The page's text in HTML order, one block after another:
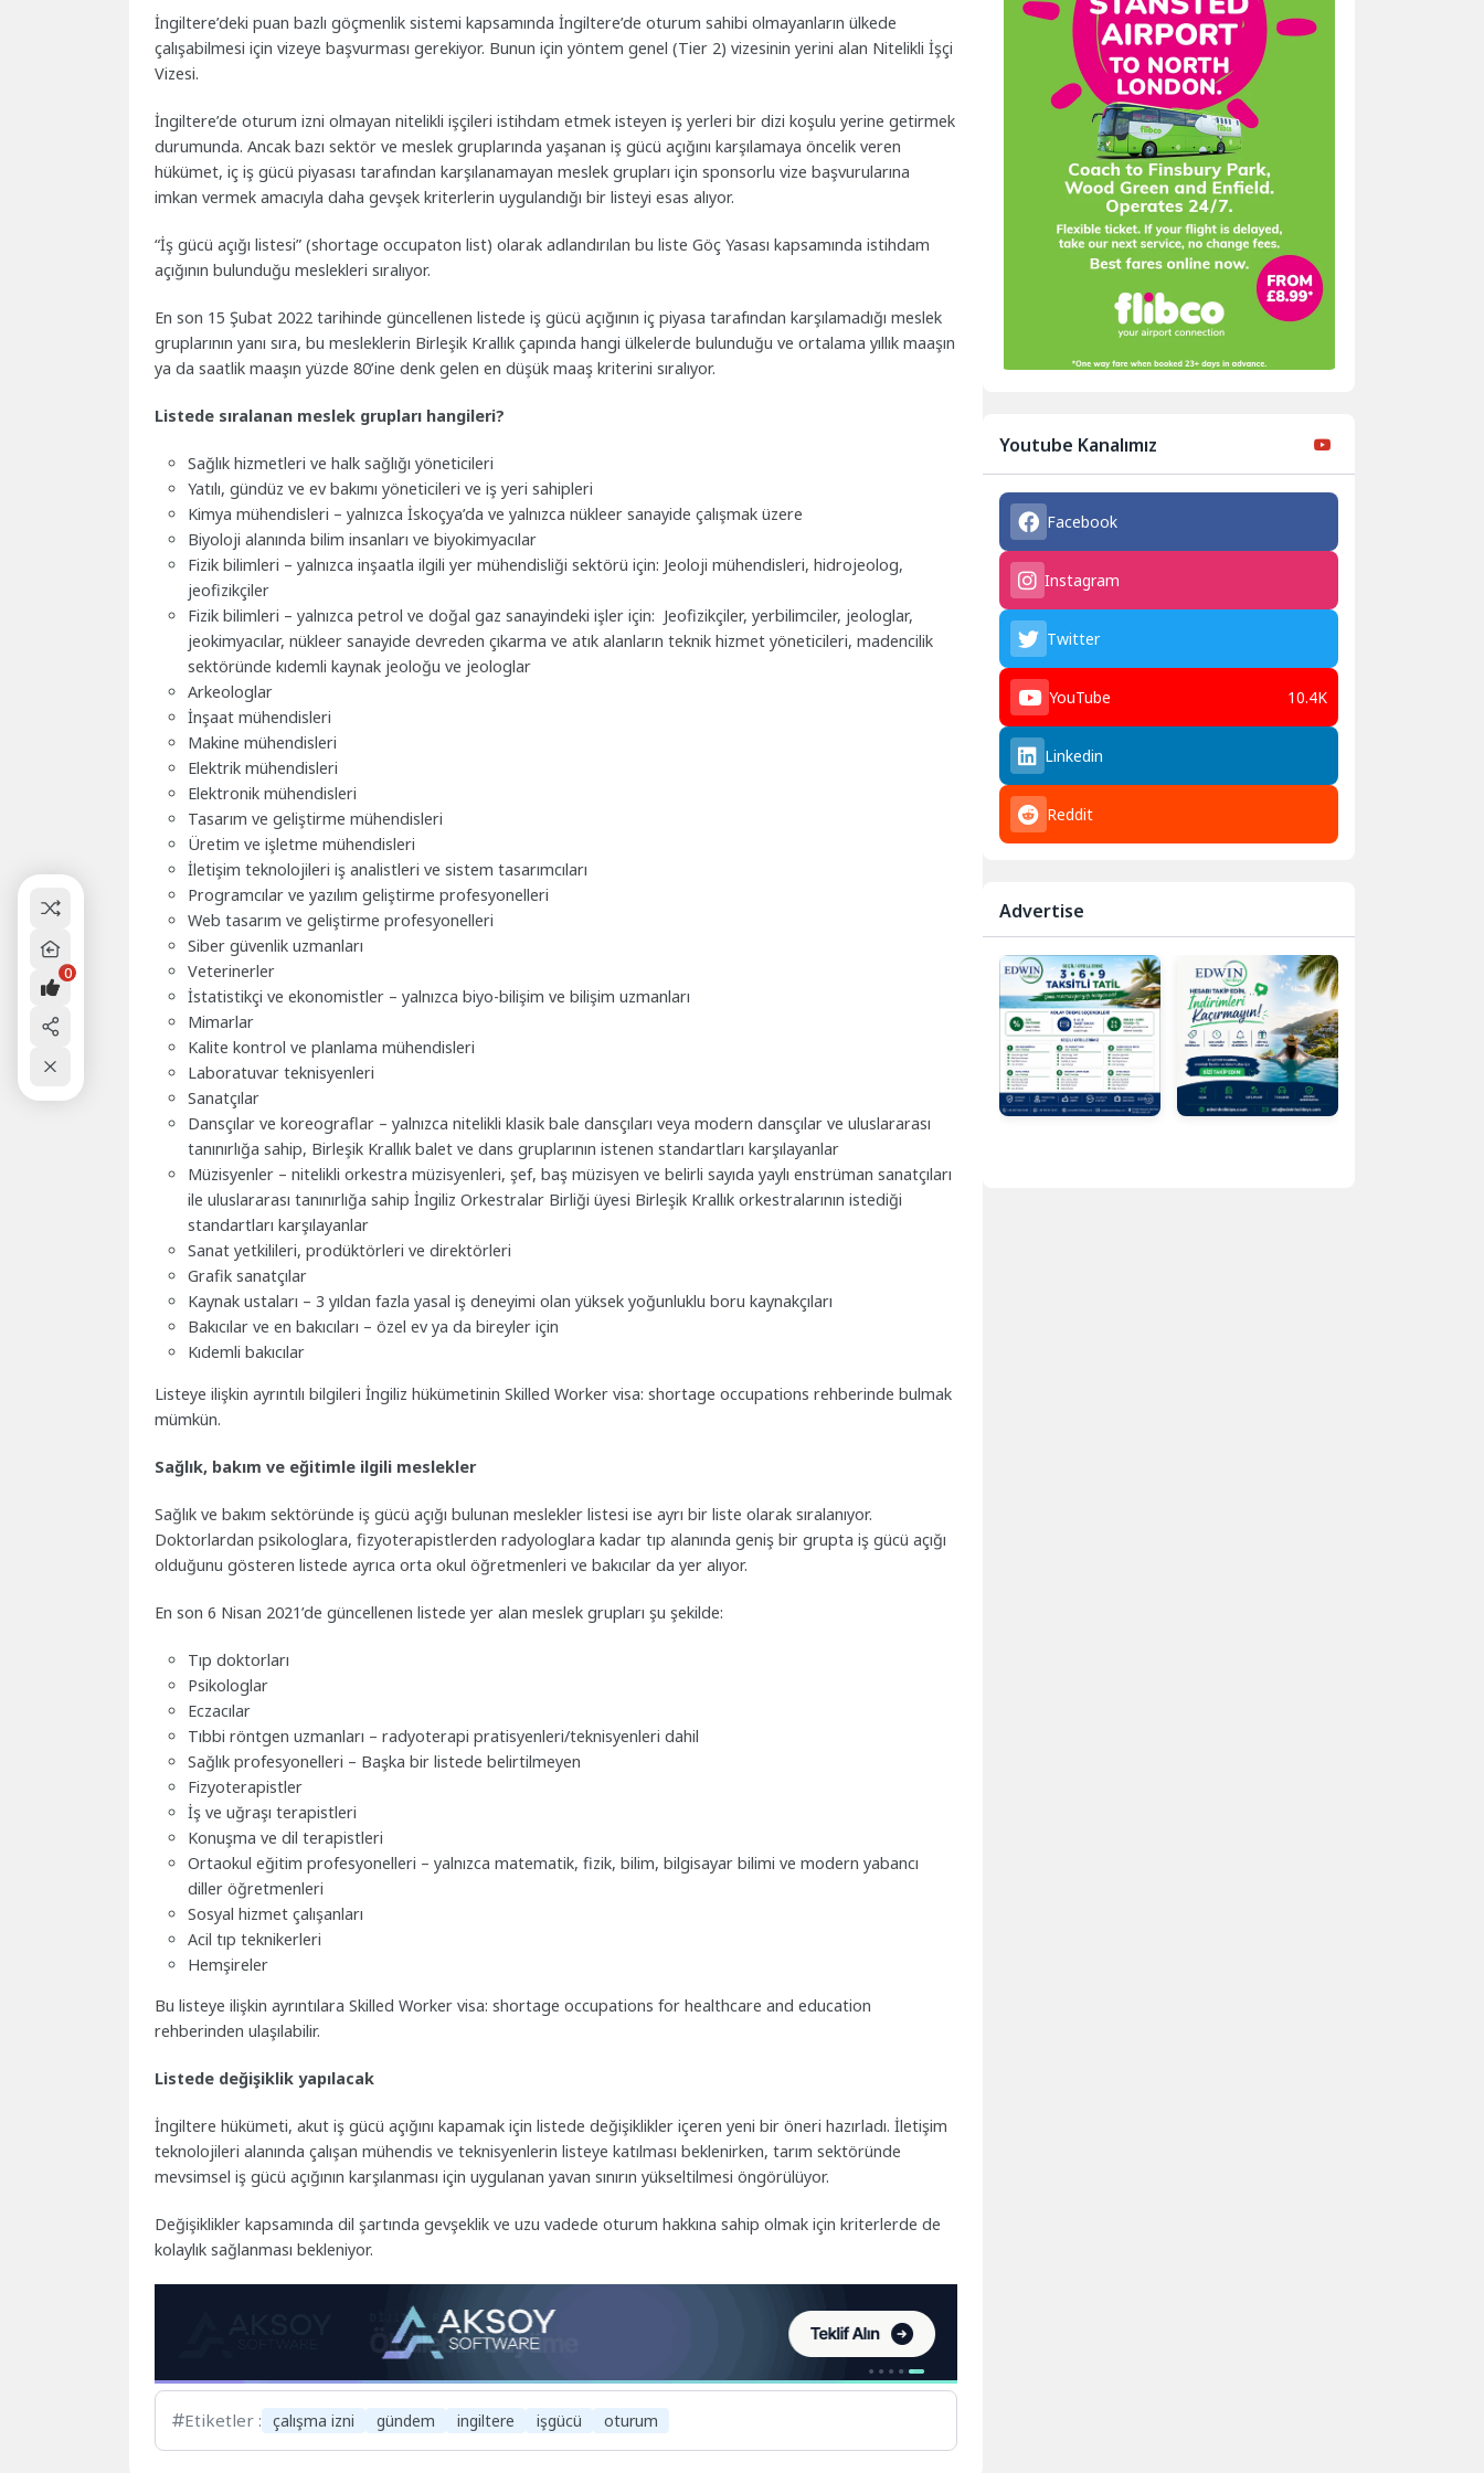
İngiltere’deki puan bazlı göçmenlik sistemi kapsamında İngiltere’de oturum sahibi olmayanların ülkede
çalışabilmesi için vizeye başvurması gerekiyor. Bunun için yöntem genel (Tier 2) vizesinin yerini alan Nitelikli İşçi
Vizesi.
İngiltere’de oturum izni olmayan nitelikli işçileri istihdam etmek isteyen iş yerleri bir dizi koşulu yerine getirmek
durumunda. Ancak bazı sektör ve meslek gruplarında yaşanan iş gücü açığını karşılamaya öncelik veren
hükümet, iç iş gücü piyasası tarafından karşılanamayan meslek grupları için sponsorlu vize başvurularına
imkan vermek amacıyla daha gevşek kriterlerin uygulandığı bir listeyi esas alıyor.
“İş gücü açığı listesi” (shortage occupaton list) olarak adlandırılan bu liste Göç Yasası kapsamında istihdam
açığının bulunduğu meslekleri sıralıyor.
En son 15 Şubat 2022 tarihinde güncellenen listede iş gücü açığının iç piyasa tarafından karşılamadığı meslek
gruplarının yanı sıra, bu mesleklerin Birleşik Krallık çapında hangi ülkelerde bulunduğu ve ortalama yıllık maaşın
ya da saatlik maaşın yüzde 80’ine denk gelen en düşük maaş kriterini sıralıyor.
Listede sıralanan meslek grupları hangileri?
Sağlık hizmetleri ve halk sağlığı yöneticileri
Yatılı, gündüz ve ev bakımı yöneticileri ve iş yeri sahipleri
Kimya mühendisleri – yalnızca İskoçya’da ve yalnızca nükleer sanayide çalışmak üzere
Biyoloji alanında bilim insanları ve biyokimyacılar
Fizik bilimleri – yalnızca inşaatla ilgili yer mühendisliği sektörü için: Jeoloji mühendisleri, hidrojeolog,
jeofizikçiler
Fizik bilimleri – yalnızca petrol ve doğal gaz sanayindeki işler için: Jeofizikçiler, yerbilimciler, jeologlar,
jeokimyacılar, nükleer sanayide devreden çıkarma ve atık alanların teknik hizmet yöneticileri, madencilik
sektöründe kıdemli kaynak jeoloğu ve jeologlar
Arkeologlar
İnşaat mühendisleri
Makine mühendisleri
Elektrik mühendisleri
Elektronik mühendisleri
Tasarım ve geliştirme mühendisleri
Üretim ve işletme mühendisleri
İletişim teknolojileri iş analistleri ve sistem tasarımcıları
Programcılar ve yazılım geliştirme profesyonelleri
Web tasarım ve geliştirme profesyonelleri
Siber güvenlik uzmanları
Veterinerler
İstatistikçi ve ekonomistler – yalnızca biyo-bilişim ve bilişim uzmanları
Mimarlar
Kalite kontrol ve planlama mühendisleri
Laboratuvar teknisyenleri
Sanatçılar
Dansçılar ve koreograflar – yalnızca nitelikli klasik bale dansçıları veya modern dansçılar ve uluslararası
tanınırlığa sahip, Birleşik Krallık balet ve dans gruplarının istenen standartları karşılayanlar
Müzisyenler – nitelikli orkestra müzisyenleri, şef, baş müzisyen ve belirli sayıda yaylı enstrüman sanatçıları
ile uluslararası tanınırlığa sahip İngiliz Orkestralar Birliği üyesi Birleşik Krallık orkestralarının istediği
standartları karşılayanlar
Sanat yetkilileri, prodüktörleri ve direktörleri
Grafik sanatçılar
Kaynak ustaları – 3 yıldan fazla yasal iş deneyimi olan yüksek yoğunluklu boru kaynakçıları
Bakıcılar ve en bakıcıları – özel ev ya da bireyler için
Kıdemli bakıcılar
Listeye ilişkin ayrıntılı bilgileri İngiliz hükümetinin Skilled Worker visa: shortage occupations rehberinde bulmak
mümkün.
Sağlık, bakım ve eğitimle ilgili meslekler
Sağlık ve bakım sektöründe iş gücü açığı bulunan meslekler listesi ise ayrı bir liste olarak sıralanıyor.
Doktorlardan psikologlara, fizyoterapistlerden radyologlara kadar tıp alanında geniş bir grupta iş gücü açığı
olduğunu gösteren listede ayrıca orta okul öğretmenleri ve bakıcılar da yer alıyor.
En son 6 Nisan 2021’de güncellenen listede yer alan meslek grupları şu şekilde:
Tıp doktorları
Psikologlar
Eczacılar
Tıbbi röntgen uzmanları – radyoterapi pratisyenleri/teknisyenleri dahil
Sağlık profesyonelleri – Başka bir listede belirtilmeyen
Fizyoterapistler
İş ve uğraşı terapistleri
Konuşma ve dil terapistleri
Ortaokul eğitim profesyonelleri – yalnızca matematik, fizik, bilim, bilgisayar bilimi ve modern yabancı
diller öğretmenleri
Sosyal hizmet çalışanları
Acil tıp teknikerleri
Hemşireler
Bu listeye ilişkin ayrıntılara Skilled Worker visa: shortage occupations for healthcare and education
rehberinden ulaşılabilir.
Listede değişiklik yapılacak
İngiltere hükümeti, akut iş gücü açığını kapamak için listede değişiklikler içeren yeni bir öneri hazırladı. İletişim
teknolojileri alanında çalışan mühendis ve teknisyenlerin listeye katılması beklenirken, tarım sektöründe
mevsimsel iş gücü açığının karşılanması için uygulanan yavan sınırın yükseltilmesi öngörülüyor.
Değişiklikler kapsamında dil şartında gevşeklik ve uzu vadede oturum hakkına sahip olmak için kriterlerde de
kolaylık sağlanması bekleniyor.
Etiketler : çalışma izni gündem ingiltere işgücü oturum
Youtube Kanalımız
Facebook
Instagram
Twitter
YouTube 10.4K
Linkedin
Reddit
Advertise
0